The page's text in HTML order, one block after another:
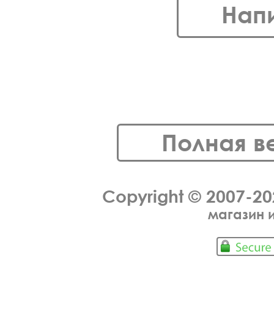
Полная
Copyright © 2007-
магазин